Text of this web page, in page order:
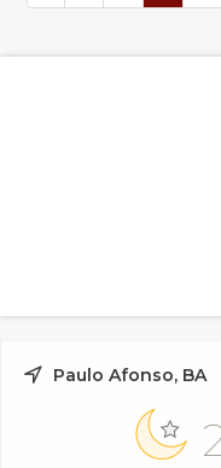
Paulo Afonso, BA